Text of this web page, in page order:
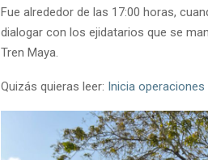
Fue alrededor de las 17:00 horas,
dialogar con los ejidatarios que se
Tren Maya.
Quizás quieras leer: Inicia operaciones